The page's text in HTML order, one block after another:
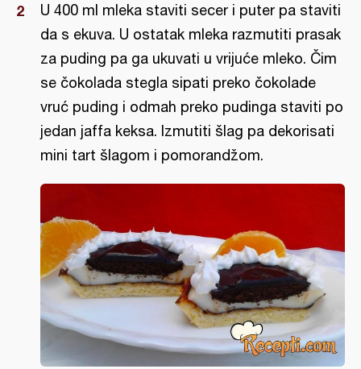
U 400 ml mleka staviti secer i puter pa staviti
da s ekuva. U ostatak mleka razmutiti prasak
za puding pa ga ukuvati u vrijuće mleko. Čim
se čokolada stegla sipati preko čokolade
vruć puding i odmah preko pudinga staviti po
jedan jaffa keksa. Izmutiti šlag pa dekorisati
mini tart šlagom i pomorandžom.